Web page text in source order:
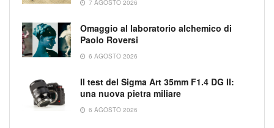
7 AGOSTO 2026
Omaggio al laboratorio alchemico di
Paolo Roversi
6 AGOSTO 2026
Il test del Sigma Art 35mm F1.4 DG II:
una nuova pietra miliare
6 AGOSTO 2026